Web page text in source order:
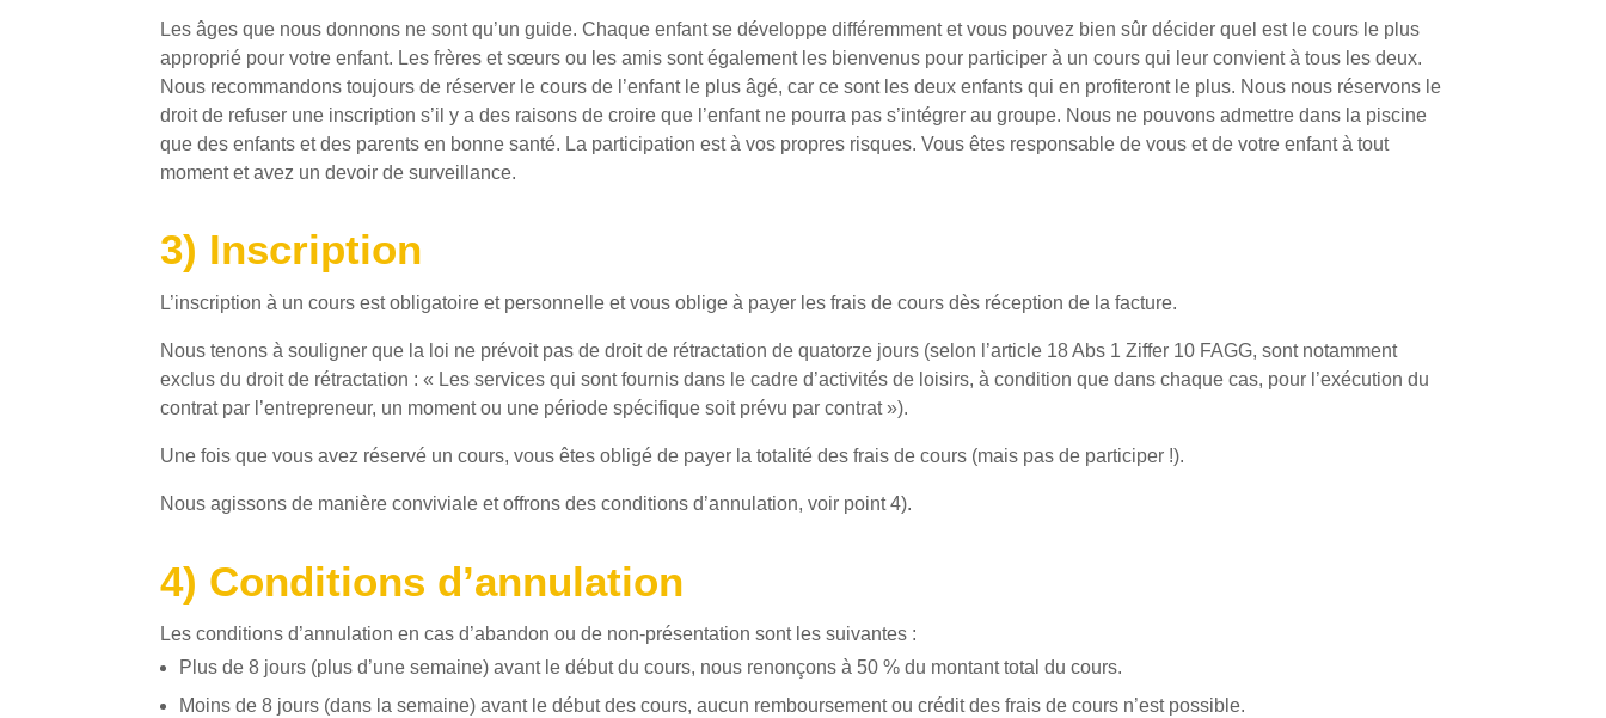
Les âges que nous donnons ne sont qu’un guide. Chaque enfant se développe différemment et vous pouvez bien sûr décider quel est le cours le plus
approprié pour votre enfant. Les frères et sœurs ou les amis sont également les bienvenus pour participer à un cours qui leur convient à tous les deux.
Nous recommandons toujours de réserver le cours de l’enfant le plus âgé, car ce sont les deux enfants qui en profiteront le plus. Nous nous réservons le
droit de refuser une inscription s’il y a des raisons de croire que l’enfant ne pourra pas s’intégrer au groupe. Nous ne pouvons admettre dans la piscine
que des enfants et des parents en bonne santé. La participation est à vos propres risques. Vous êtes responsable de vous et de votre enfant à tout
moment et avez un devoir de surveillance.
3) Inscription
L’inscription à un cours est obligatoire et personnelle et vous oblige à payer les frais de cours dès réception de la facture.
Nous tenons à souligner que la loi ne prévoit pas de droit de rétractation de quatorze jours (selon l’article 18 Abs 1 Ziffer 10 FAGG, sont notamment
exclus du droit de rétractation : « Les services qui sont fournis dans le cadre d’activités de loisirs, à condition que dans chaque cas, pour l’exécution du
contrat par l’entrepreneur, un moment ou une période spécifique soit prévu par contrat »).
Une fois que vous avez réservé un cours, vous êtes obligé de payer la totalité des frais de cours (mais pas de participer !).
Nous agissons de manière conviviale et offrons des conditions d’annulation, voir point 4).
4) Conditions d’annulation
Les conditions d’annulation en cas d’abandon ou de non-présentation sont les suivantes :
Plus de 8 jours (plus d’une semaine) avant le début du cours, nous renonçons à 50 % du montant total du cours.
Moins de 8 jours (dans la semaine) avant le début des cours, aucun remboursement ou crédit des frais de cours n’est possible.